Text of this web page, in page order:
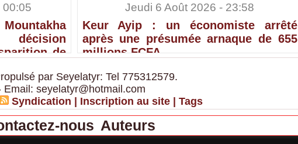
00:05
de
Jeudi 6 Août 2026 - 23:58
Keur Ayip : un économiste arrêté
après une présumée arnaque de 655
millions FCFA
par Seyelatyr: Tel 775312579.
seyelatyr@hotmail.com
Syndication | Inscription au site | Tags
nous Auteurs